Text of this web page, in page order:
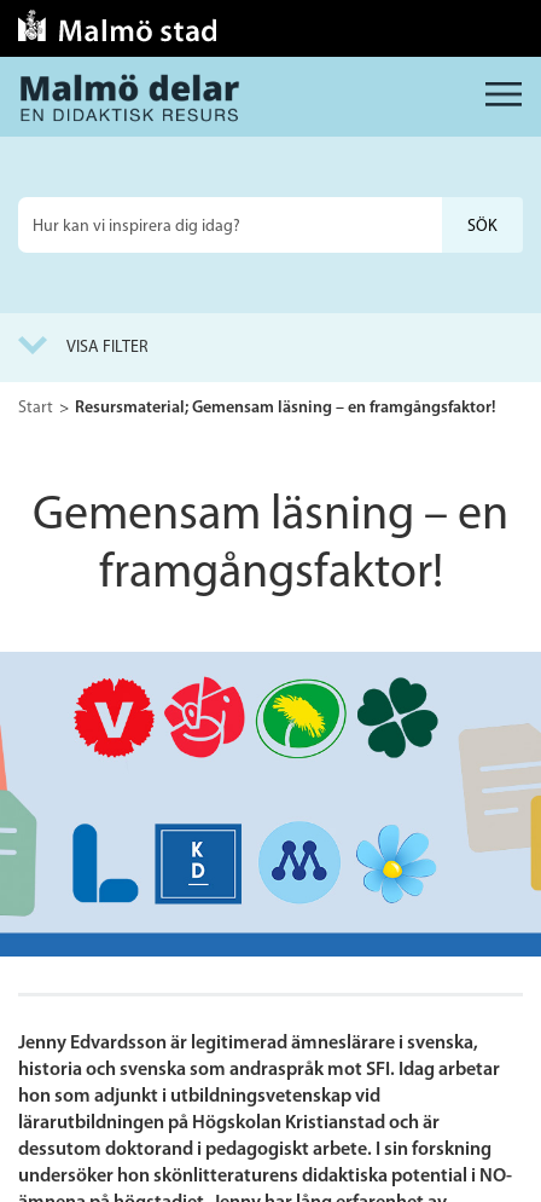
MENY
Sök
på
VISA FILTER
Start Resursmaterial; Gemensam läsning – en framgångsfaktor!
Gemensam läsning – en
framgångsfaktor!
Jenny Edvardsson är legitimerad ämneslärare i svenska,
historia och svenska som andraspråk mot SFI. Idag arbetar
hon som adjunkt i utbildningsvetenskap vid
lärarutbildningen på Högskolan Kristianstad och är
dessutom doktorand i pedagogiskt arbete. I sin forskning
undersöker hon skönlitteraturens didaktiska potential i NO-